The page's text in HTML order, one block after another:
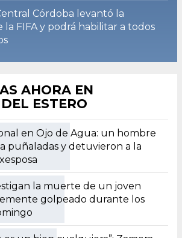
Córdoba levantó la
la FIFA y podrá habilitar a todos
AHORA EN
ESTERO
en Ojo de Agua: un hombre
puñaladas y detuvieron a la
la muerte de un joven
golpeado durante los